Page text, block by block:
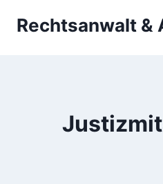
InhaltRechtsanwalt &